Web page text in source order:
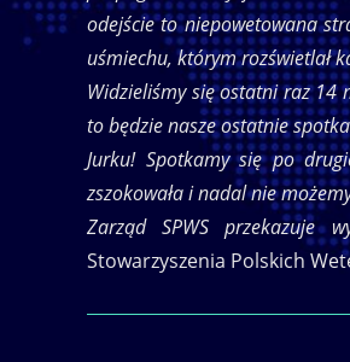
odejście to niepowetowana
uśmiechu, którym rozświetlał
Widzieliśmy się ostatni raz 14
to będzie nasze ostatnie
Jurku! Spotkamy się po
zszokowała i nadal nie
Zarząd SPWS przekazuje
Stowarzyszenia Polskich